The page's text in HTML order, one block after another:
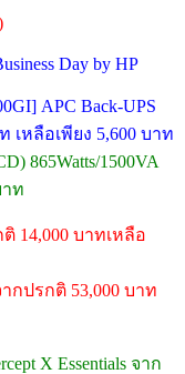
Day by HP
APC Back-UPS
เหลือเพียง 5,600 บาท
865Watts/1500VA
าท
14,000 บาทเหลือ
กปรกติ 53,000 บาท
X Essentials จาก